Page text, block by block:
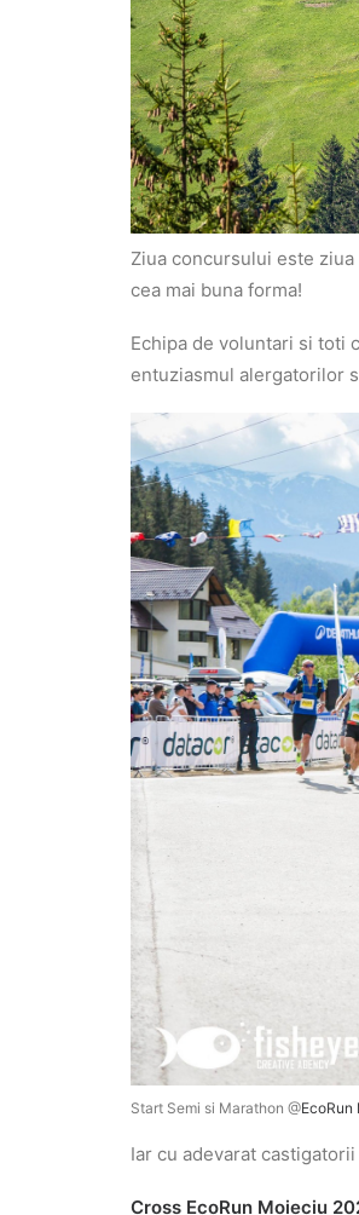
Ziua concursului este
cea mai buna forma!
Echipa de voluntari si toti
entuziasmul alergatorilor
Start Semi si Marathon @EcoRun
Iar cu adevarat
Cross EcoRun Moieciu